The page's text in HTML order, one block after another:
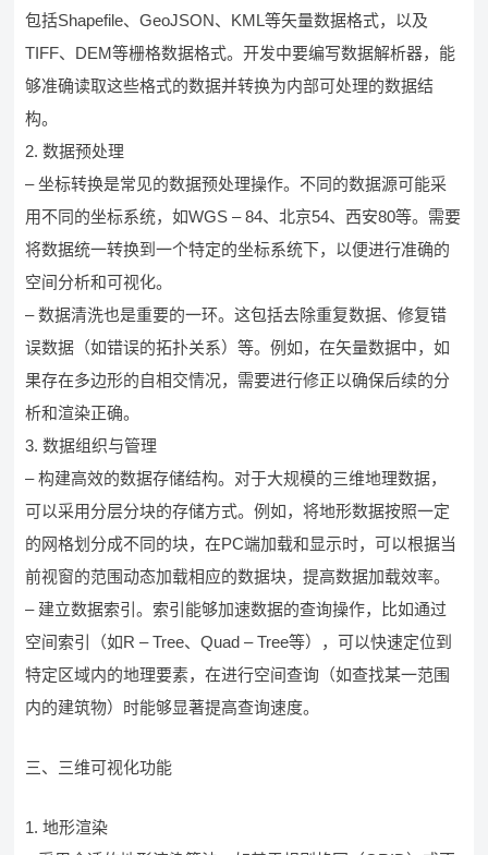
包括Shapefile、GeoJSON、KML等矢量数据格式，以及
TIFF、DEM等栅格数据格式。开发中要编写数据解析器，能
够准确读取这些格式的数据并转换为内部可处理的数据结
构。
2. 数据预处理
– 坐标转换是常见的数据预处理操作。不同的数据源可能采
用不同的坐标系统，如WGS – 84、北京54、西安80等。需要
将数据统一转换到一个特定的坐标系统下，以便进行准确的
空间分析和可视化。
– 数据清洗也是重要的一环。这包括去除重复数据、修复错
误数据（如错误的拓扑关系）等。例如，在矢量数据中，如
果存在多边形的自相交情况，需要进行修正以确保后续的分
析和渲染正确。
3. 数据组织与管理
– 构建高效的数据存储结构。对于大规模的三维地理数据，
可以采用分层分块的存储方式。例如，将地形数据按照一定
的网格划分成不同的块，在PC端加载和显示时，可以根据当
前视窗的范围动态加载相应的数据块，提高数据加载效率。
– 建立数据索引。索引能够加速数据的查询操作，比如通过
空间索引（如R – Tree、Quad – Tree等），可以快速定位到
特定区域内的地理要素，在进行空间查询（如查找某一范围
内的建筑物）时能够显著提高查询速度。
三、三维可视化功能
1. 地形渲染